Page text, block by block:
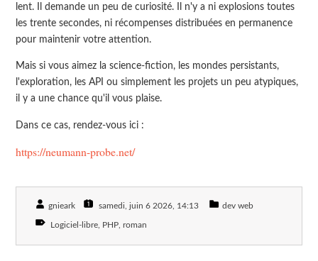
lent. Il demande un peu de curiosité. Il n'y a ni explosions toutes
les trente secondes, ni récompenses distribuées en permanence
pour maintenir votre attention.
Mais si vous aimez la science-fiction, les mondes persistants,
l'exploration, les API ou simplement les projets un peu atypiques,
il y a une chance qu'il vous plaise.
Dans ce cas, rendez-vous ici :
https://neumann-probe.net/
gnieark samedi, juin 6 2026, 14:13 dev web
Logiciel-libre PHP roman